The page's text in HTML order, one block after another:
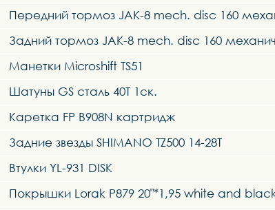
Передний тормоз JAK-8 mech. disc 160
Задний тормоз JAK-8 mech. disc 160
Манетки Microshift TS51
Шатуны GS сталь 40T 1ск.
Каретка FP B908N картридж
Задние звезды SHIMANO TZ500 14-28T
Втулки YL-931 DISK
Покрышки Lorak P879 20"*1,95 white and